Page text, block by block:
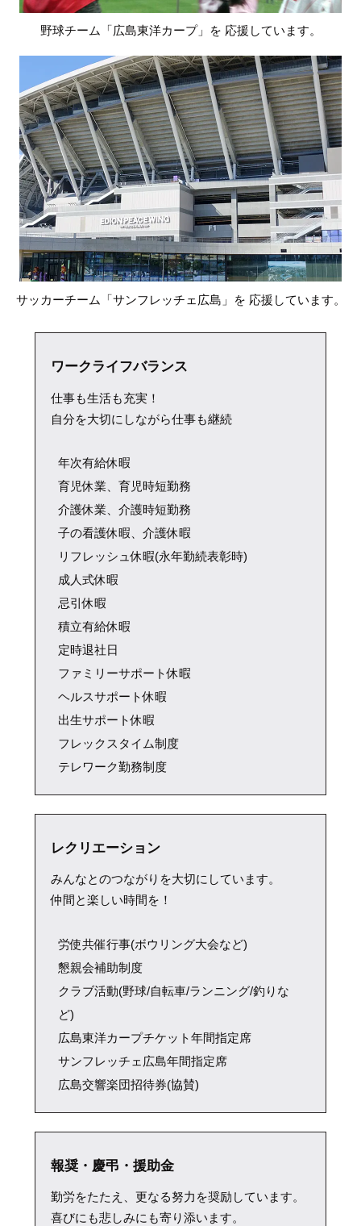
野球チーム「広島東洋カープ」を 応援しています。
サッカーチーム「サンフレッチェ広島」を 応援しています。
ワークライフバランス
仕事も生活も充実！
自分を大切にしながら仕事も継続
年次有給休暇
育児休業、育児時短勤務
介護休業、介護時短勤務
子の看護休暇、介護休暇
リフレッシュ休暇(永年勤続表彰時)
成人式休暇
忌引休暇
積立有給休暇
定時退社日
ファミリーサポート休暇
ヘルスサポート休暇
出生サポート休暇
フレックスタイム制度
テレワーク勤務制度
レクリエーション
みんなとのつながりを大切にしています。
仲間と楽しい時間を！
労使共催行事(ボウリング大会など)
懇親会補助制度
クラブ活動(野球/自転車/ランニング/釣りな
ど)
広島東洋カープチケット年間指定席
サンフレッチェ広島年間指定席
広島交響楽団招待券(協賛)
報奨・慶弔・援助金
勤労をたたえ、更なる努力を奨励しています。
喜びにも悲しみにも寄り添います。